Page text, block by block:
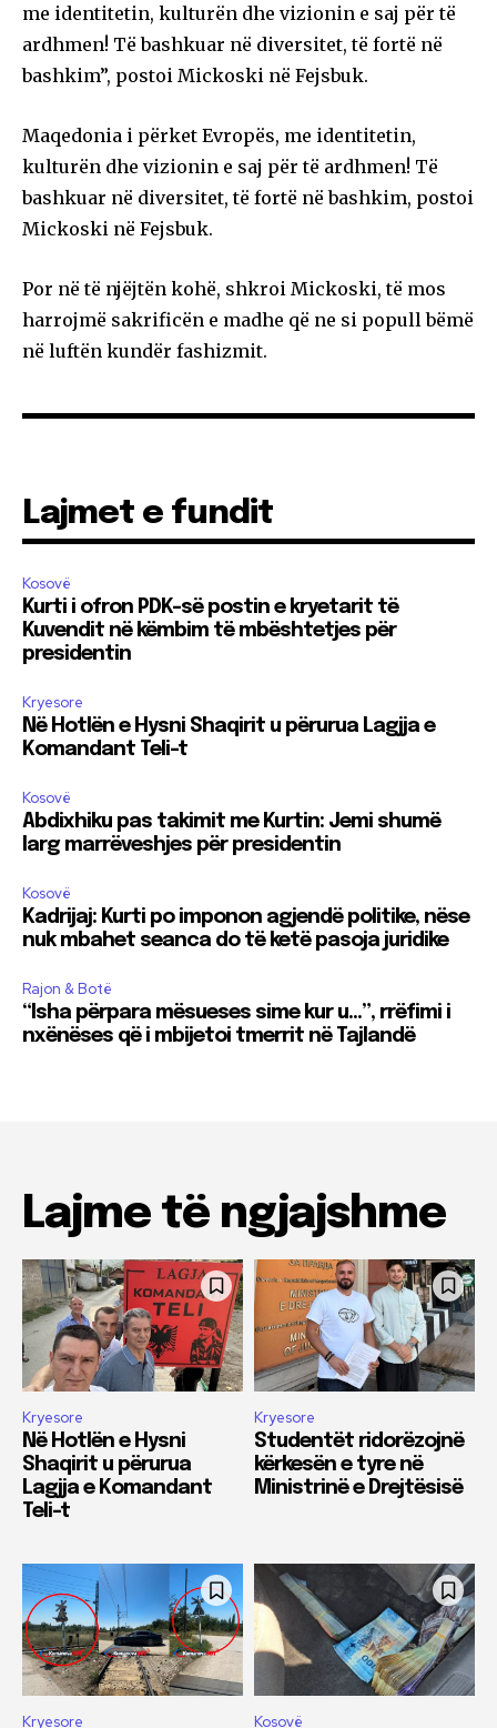
me identitetin, kulturën dhe vizionin e saj për të
ardhmen! Të bashkuar në diversitet, të fortë në
bashkim”, postoi Mickoski në Fejsbuk.
Maqedonia i përket Evropës, me identitetin,
kulturën dhe vizionin e saj për të ardhmen! Të
bashkuar në diversitet, të fortë në bashkim, postoi
Mickoski në Fejsbuk.
Por në të njëjtën kohë, shkroi Mickoski, të mos
harrojmë sakrificën e madhe që ne si popull bëmë
në luftën kundër fashizmit.
Lajmet e fundit
Kosovë
Kurti i ofron PDK-së postin e kryetarit të
Kuvendit në këmbim të mbështetjes për
presidentin
Kryesore
Në Hotlën e Hysni Shaqirit u përurua Lagjja e
Komandant Teli-t
Kosovë
Abdixhiku pas takimit me Kurtin: Jemi shumë
larg marrëveshjes për presidentin
Kosovë
Kadrijaj: Kurti po imponon agjendë politike, nëse
nuk mbahet seanca do të ketë pasoja juridike
Rajon & Botë
“Isha përpara mësueses sime kur u…”, rrëfimi i
nxënëses që i mbijetoi tmerrit në Tajlandë
Lajme të ngjajshme
Kryesore
Në Hotlën e Hysni
Shaqirit u përurua
Lagjja e Komandant
Teli-t
Kryesore
Studentët ridorëzojnë
kërkesën e tyre në
Ministrinë e Drejtësisë
Kryesore Kosovë